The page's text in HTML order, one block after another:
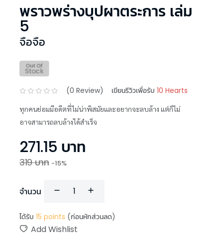
พราวพร่างบุปผาตระการ เล่ม
5
จือจือ
(0 Review) เขียนรีวิวเพื่อรับ 10 Hearts
ทุกคนย่อมมีอดีตที่ไม่น่าพิสมัยและอยากจะลบล้าง แต่ก็ไม่
อาจสามารถลบล้างได้สำเร็จ
271.15 บาท
319บาท -15%
จำนวน
ได้รับ 15 points (ก่อนหักส่วนลด)
Add Wishlist